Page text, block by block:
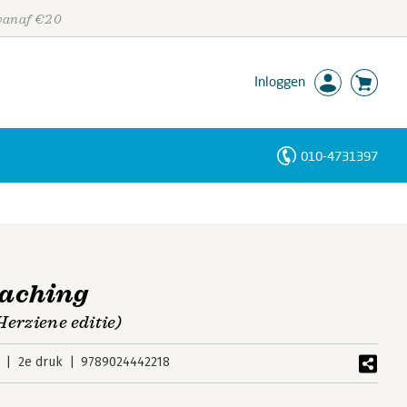
€20
Inloggen
010-4731397
editie)
2e druk 9789024442218
Personen